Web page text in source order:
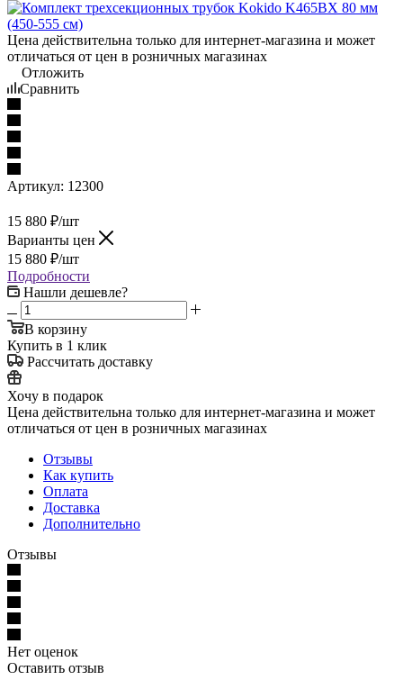
Цена действительна только для интернет-магазина и может
отличаться от цен в розничных магазинах
Отложить
Сравнить
Артикул: 12300
15 880 ₽/шт
Варианты цен
15 880 ₽/шт
Подробности
Нашли дешевле?
В корзину
Купить в 1 клик
Рассчитать доставку
Хочу в подарок
Цена действительна только для интернет-магазина и может
отличаться от цен в розничных магазинах
Отзывы
Как купить
Оплата
Доставка
Дополнительно
Отзывы
Нет оценок
Оставить отзыв